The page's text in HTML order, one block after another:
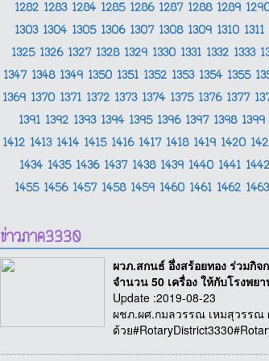
1282 1283 1284 1285 1286 1287 1288 1289
1303 1304 1305 1306 1307 1308 1309 1310 1311
1325 1326 1327 1328 1329 1330 1331 1332 1333
1347 1348 1349 1350 1351 1352 1353 1354 1355
1369 1370 1371 1372 1373 1374 1375 1376 1377
1391 1392 1393 1394 1395 1396 1397 1398 1399
1412 1413 1414 1415 1416 1417 1418 1419 1420
1434 1435 1436 1437 1438 1439 1440 1441 1442
1455 1456 1457 1458 1459 1460 1461 1462 1463
ข่าวภาค3330
ผวภ.สกนธ์ อึ่งสร้อยทอง ร่วมกิ
จำนวน 50 เครื่อง ให้กับโรงพ
Update :2019-08-23
ผชภ.ผศ.กมลวรรณ เหมสุวรรณ
ด้วย